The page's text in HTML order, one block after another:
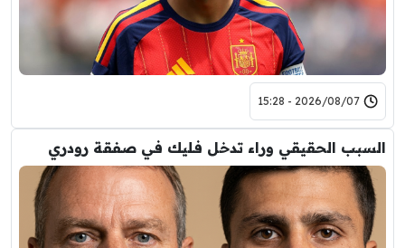
2026/08/07 - 15:28
السبب الحقيقي وراء تدخل فليك في صفقة رودري